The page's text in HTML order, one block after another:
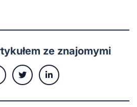
ze znajomymi